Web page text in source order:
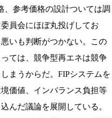
、参考価格の設計ついては調
員会にほぼ丸投げしてお
いも判断がつかない。この
ては、競争型再エネは競争
まうからだ。FIPシステムを
価値、インバランス負担等
んだ議論を展開している。